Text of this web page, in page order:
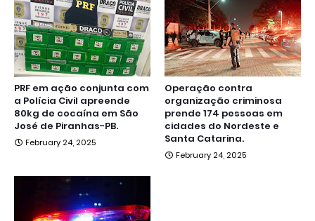
PRF em ação conjunta com
a Polícia Civil apreende
80kg de cocaína em São
José de Piranhas-PB.
February 24, 2025
Operação contra
organização criminosa
prende 174 pessoas em
cidades do Nordeste e
Santa Catarina.
February 24, 2025